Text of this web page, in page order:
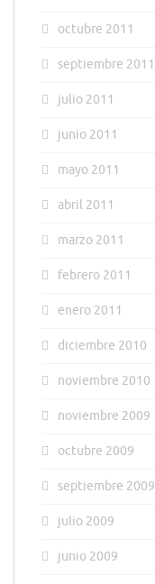
octubre 2011
septiembre 2011
julio 2011
junio 2011
mayo 2011
abril 2011
marzo 2011
febrero 2011
enero 2011
diciembre 2010
noviembre 2010
noviembre 2009
octubre 2009
septiembre 2009
julio 2009
junio 2009